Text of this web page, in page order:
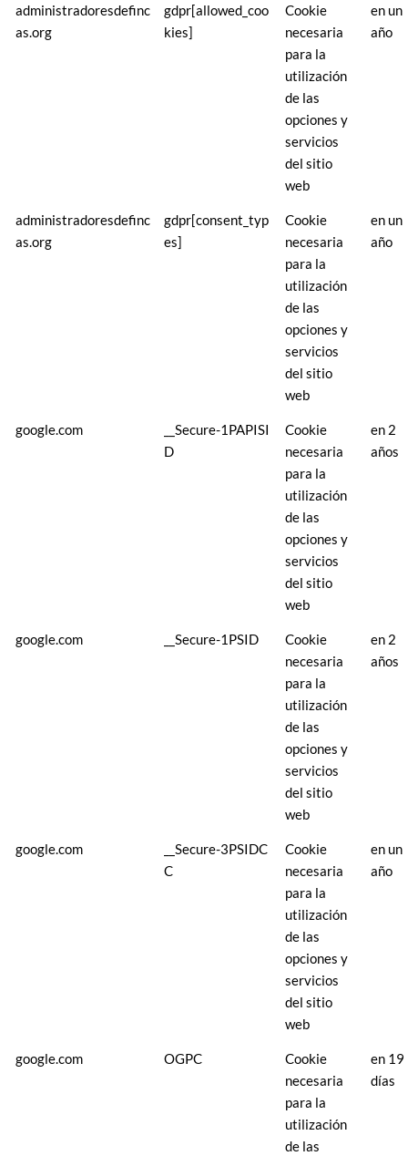
administradoresdefinc
as.org
gdpr[allowed_coo
kies]
Cookie
necesaria
para la
utilización
de las
opciones y
servicios
del sitio
web
en un
año
administradoresdefinc
as.org
gdpr[consent_typ
es]
Cookie
necesaria
para la
utilización
de las
opciones y
servicios
del sitio
web
en un
año
google.com
__Secure-1PAPISI
D
Cookie
necesaria
para la
utilización
de las
opciones y
servicios
del sitio
web
en 2
años
google.com __Secure-1PSID
Cookie
necesaria
para la
utilización
de las
opciones y
servicios
del sitio
web
en 2
años
google.com
__Secure-3PSIDC
C
Cookie
necesaria
para la
utilización
de las
opciones y
servicios
del sitio
web
en un
año
google.com OGPC
Cookie
necesaria
para la
utilización
de las
en 19
días